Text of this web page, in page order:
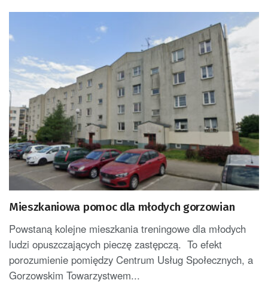
Mieszkaniowa pomoc dla młodych gorzowian
Powstaną kolejne mieszkania treningowe dla młodych
ludzi opuszczających pieczę zastępczą. To efekt
porozumienie pomiędzy Centrum Usług Społecznych, a
Gorzowskim Towarzystwem...